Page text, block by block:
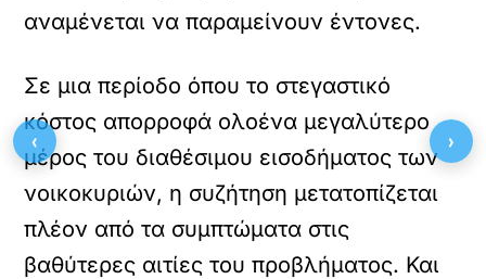
αναμένεται να παραμείνουν έντονες.
Σε μια περίοδο όπου το στεγαστικό
κόστος απορροφά ολοένα μεγαλύτερο
μέρος του διαθέσιμου εισοδήματος των
νοικοκυριών, η συζήτηση μετατοπίζεται
πλέον από τα συμπτώματα στις
βαθύτερες αιτίες του προβλήματος. Και
‹ ›